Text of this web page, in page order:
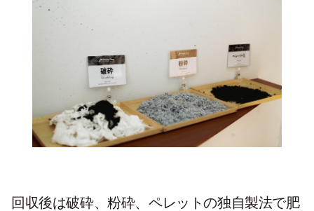
回収後は破砕、粉砕、ペレットの独自製法で肥